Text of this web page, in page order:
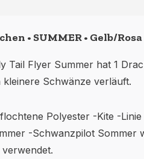
• SUMMER • Gelb/Rosa
Tail Flyer Summer hat 1
Schwänze verläuft.
Polyester -Kite -Linie
-Schwanzpilot Sommer